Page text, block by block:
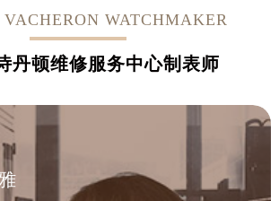
VACHERON WATCHMAKER
丹顿维修服务中心制表师